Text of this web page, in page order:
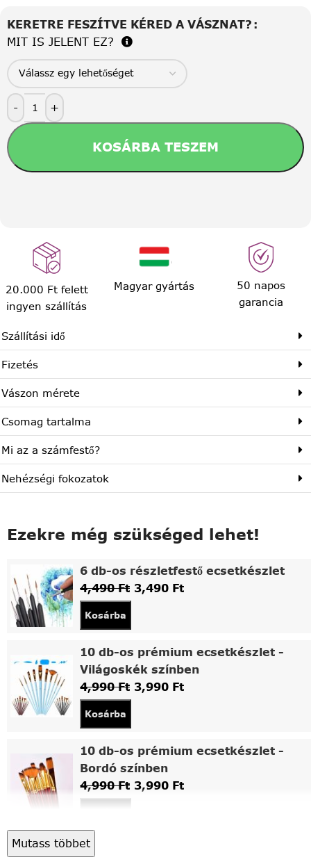
KERETRE FESZÍTVE KÉRED A VÁSZNAT?
MIT IS JELENT EZ?
- +
KOSÁRBA TESZEM
20.000 Ft felett
ingyen szállítás
Magyar gyártás
50 napos
garancia
Szállítási idő
Fizetés
Vászon mérete
Csomag tartalma
Mi az a számfestő?
Nehézségi fokozatok
Ezekre még szükséged lehet!
6 db-os részletfestő ecsetkészlet
4,490Ft 3,490 Ft
Kosárba
10 db-os prémium ecsetkészlet -
Világoskék színben
4,990Ft 3,990 Ft
Kosárba
10 db-os prémium ecsetkészlet -
Bordó színben
4,990Ft 3,990 Ft
Asztali fa festőállvány
Mutass többet